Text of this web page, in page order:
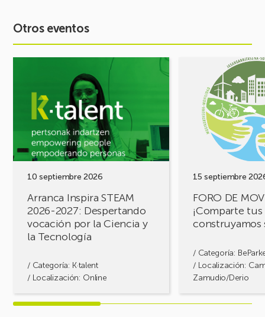
Otros eventos
10 septiembre 2026
Arranca Inspira STEAM
2026-2027: Despertando
vocación por la Ciencia y
la Tecnología
/ Categoría: K·talent
/ Localización: Online
STEAM
2027:
Despertando
vocación
Ciencia
Tecnología
15 septiembre
FORO DE
¡Comparte
construyamos
/ Categoría:
/ Localización:
Zamudio/Derio
MOVILIDAD
¡Comparte
soluciones!